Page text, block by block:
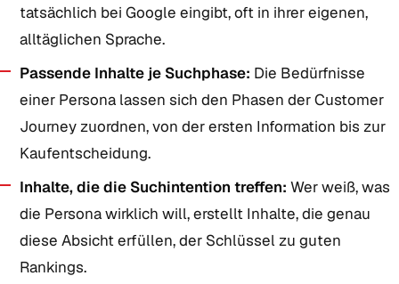
tatsächlich bei Google eingibt, oft in ihrer eigenen,
alltäglichen Sprache.
Passende Inhalte je Suchphase: Die Bedürfnisse
einer Persona lassen sich den Phasen der Customer
Journey zuordnen, von der ersten Information bis zur
Kaufentscheidung.
Inhalte, die die Suchintention treffen: Wer weiß, was
die Persona wirklich will, erstellt Inhalte, die genau
diese Absicht erfüllen, der Schlüssel zu guten
Rankings.